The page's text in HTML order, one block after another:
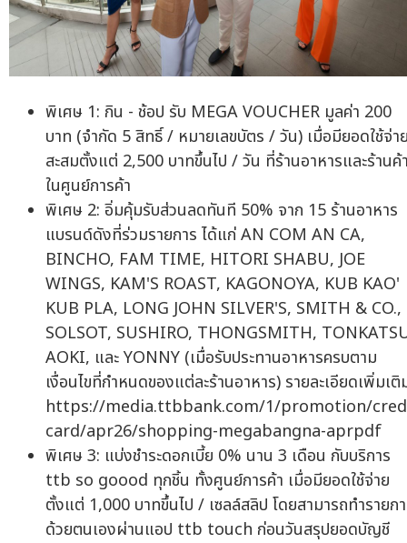
พิเศษ 1: กิน - ช้อป รับ MEGA VOUCHER มูลค่า 200
บาท (จำกัด 5 สิทธิ์ / หมายเลขบัตร / วัน) เมื่อมียอดใช้จ่า
สะสมตั้งแต่ 2,500 บาทขึ้นไป / วัน ที่ร้านอาหารและร้านค้
ในศูนย์การค้า
พิเศษ 2: อิ่มคุ้มรับส่วนลดทันที 50% จาก 15 ร้านอาหาร
แบรนด์ดังที่ร่วมรายการ ได้แก่ AN COM AN CA,
BINCHO, FAM TIME, HITORI SHABU, JOE
WINGS, KAM'S ROAST, KAGONOYA, KUB KAO'
KUB PLA, LONG JOHN SILVER'S, SMITH & CO.,
SOLSOT, SUSHIRO, THONGSMITH,
AOKI, และ YONNY (เมื่อรับประทานอาหารครบตาม
เงื่อนไขที่กำหนดของแต่ละร้านอาหาร) รายละเอียดเพิ่มเติ
https://media.ttbbank.com/1/promotion/
card/apr26/shopping-megabangna-aprpdf
พิเศษ 3: แบ่งชำระดอกเบี้ย 0% นาน 3 เดือน กับบริการ
ttb so goood ทุกชิ้น ทั้งศูนย์การค้า เมื่อมียอดใช้จ่าย
ตั้งแต่ 1,000 บาทขึ้นไป / เซลล์สลิป โดยสามารถทำรายก
ด้วยตนเองผ่านแอป ttb touch ก่อนวันสรุปยอดบัญชี